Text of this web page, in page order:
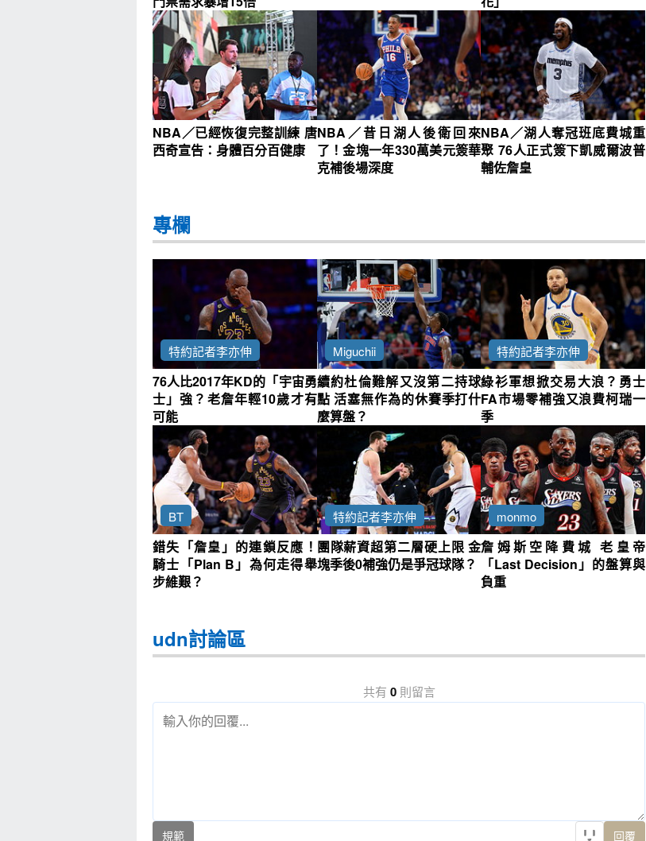
NBA／已經恢復完整訓練 唐
西奇宣告：身體百分百健康
NBA／昔日湖人後衛回來
了！金塊一年330萬美元簽華
克補後場深度
NBA／湖人奪冠班底費城重
聚 76人正式簽下凱威爾波普
輔佐詹皇
專欄
特約記者李亦伸
76人比2017年KD的「宇宙勇
士」強？老詹年輕10歲才有
可能
Miguchii
續約杜倫難解又沒第二持球
點 活塞無作為的休賽季打什
麼算盤？
特約記者李亦伸
綠衫軍想掀交易大浪？勇士
FA市場零補強又浪費柯瑞一
季
BT
錯失「詹皇」的連鎖反應！
騎士「Plan B」為何走得舉
步維艱？
特約記者李亦伸
團隊薪資超第二層硬上限 金
塊季後0補強仍是爭冠球隊？
monmo
詹姆斯空降費城 老皇帝
「Last Decision」的盤算與
負重
udn討論區
共有 0則留言
規範 回覆